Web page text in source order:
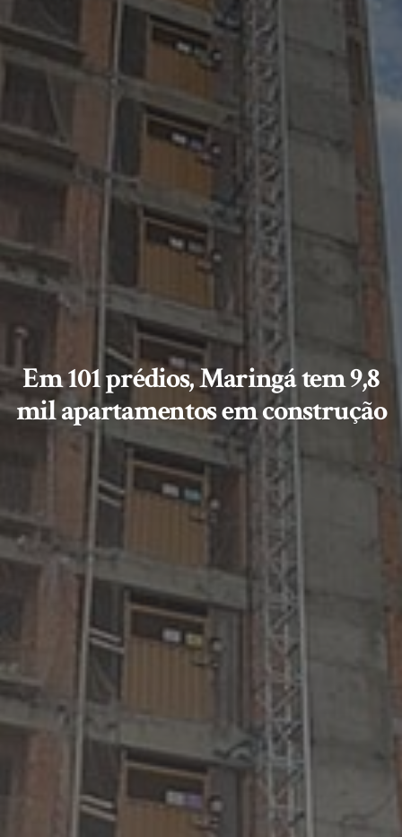
Em 101 prédios, Maringá tem 9,8
mil apartamentos em construção